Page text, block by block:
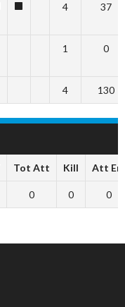
4 37
1 0
4 130
Tot Att Kill Att Err
0 0 0